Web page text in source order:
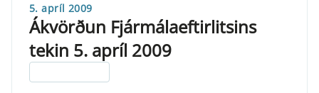
5. apríl 2009
Ákvörðun Fjármálaeftirlitsins
tekin 5. apríl 2009